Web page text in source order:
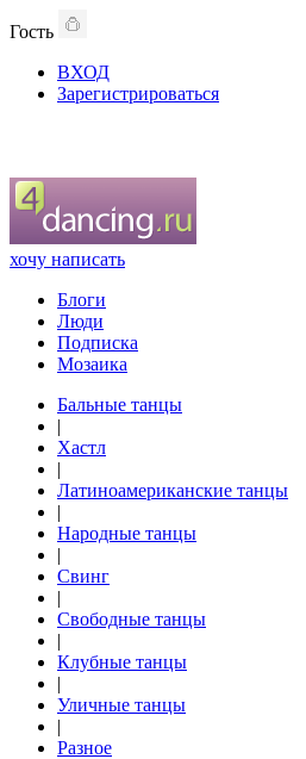
Гость
ВХОД
Зарегистрироваться
хочу написать
Блоги
Люди
Подписка
Мозаика
Бальные танцы
|
Хастл
|
Латиноамериканские танцы
|
Народные танцы
|
Свинг
|
Свободные танцы
|
Клубные танцы
|
Уличные танцы
|
Разное